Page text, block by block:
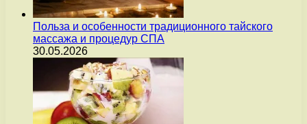
Польза и особенности традиционного тайского
массажа и процедур СПА
30.05.2026